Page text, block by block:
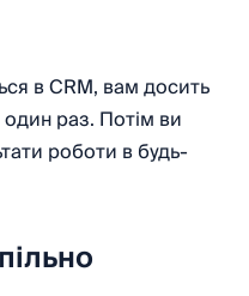
в CRM, вам досить
раз. Потім ви
роботи в будь-